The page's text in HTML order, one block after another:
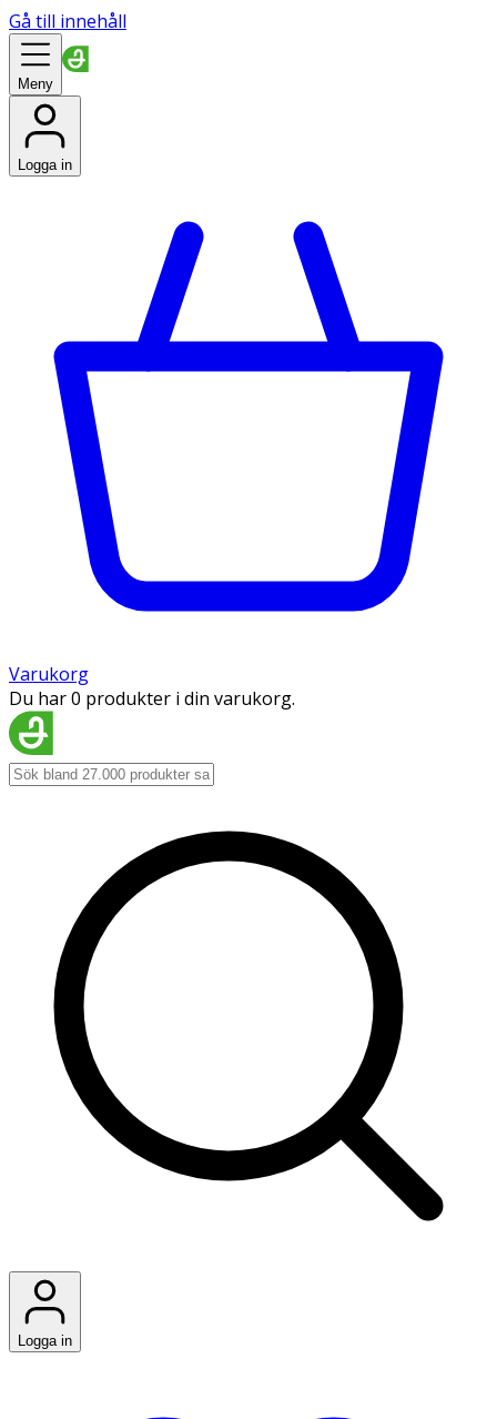
Gå till innehåll
Meny
Logga in
Varukorg
Du har 0 produkter i din varukorg.
Logga in